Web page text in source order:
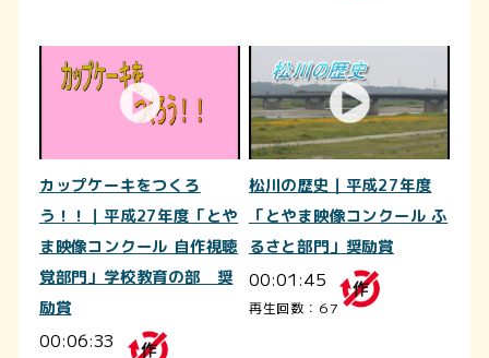
カップケーキをつくろ
う！！｜平成27年度「とや
ま映像コンクール 自作視聴
覚部門」学校教育の部 奨
励賞
00:06:33
松川の歴史｜平成27年度
「とやま映像コンクール ふ
るさと部門」奨励賞
00:01:45
再生回数：67